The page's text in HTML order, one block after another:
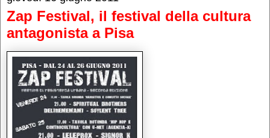
Zap Festival, il festival della cultura
antagonista a Pisa